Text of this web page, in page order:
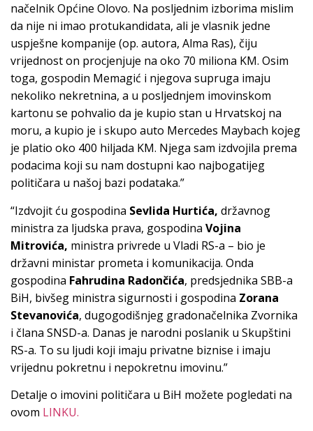
načelnik Općine Olovo. Na posljednim izborima mislim
da nije ni imao protukandidata, ali je vlasnik jedne
uspješne kompanije (op. autora, Alma Ras), čiju
vrijednost on procjenjuje na oko 70 miliona KM. Osim
toga, gospodin Memagić i njegova supruga imaju
nekoliko nekretnina, a u posljednjem imovinskom
kartonu se pohvalio da je kupio stan u Hrvatskoj na
moru, a kupio je i skupo auto Mercedes Maybach kojeg
je platio oko 400 hiljada KM. Njega sam izdvojila prema
podacima koji su nam dostupni kao najbogatijeg
političara u našoj bazi podataka.”
“Izdvojit ću gospodina Sevlida Hurtića, državnog
ministra za ljudska prava, gospodina Vojina
Mitrovića, ministra privrede u Vladi RS-a – bio je
državni ministar prometa i komunikacija. Onda
gospodina Fahrudina Radončića, predsjednika SBB-a
BiH, bivšeg ministra sigurnosti i gospodina Zorana
Stevanovića, dugogodišnjeg gradonačelnika Zvornika
i člana SNSD-a. Danas je narodni poslanik u Skupštini
RS-a. To su ljudi koji imaju privatne biznise i imaju
vrijednu pokretnu i nepokretnu imovinu.”
Detalje o imovini političara u BiH možete pogledati na
ovom LINKU.